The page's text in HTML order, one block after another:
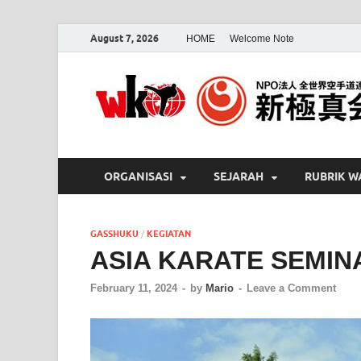
August 7, 2026 HOME Welcome Note
ORGANISASI SEJARAH RUBRIK
GASSHUKU / KEGIATAN
ASIA KARATE
February 11, 2024 - by Mario - Leave a Comment